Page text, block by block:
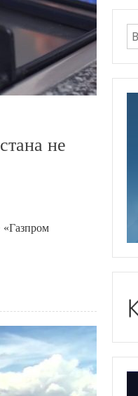
не
«Газпром